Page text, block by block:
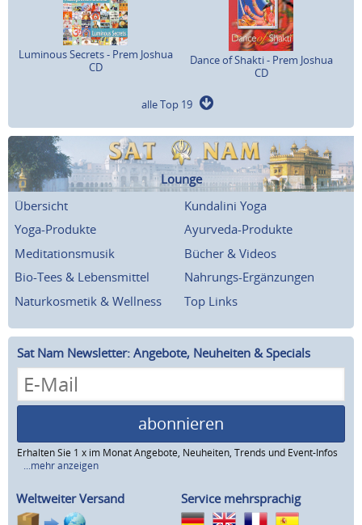
Luminous Secrets - Prem Joshua
CD
Dance of Shakti - Prem Joshua
CD
alle Top 19
Lounge
Übersicht
Kundalini Yoga
Yoga-Produkte
Ayurveda-Produkte
Meditationsmusik
Bücher & Videos
Bio-Tees & Lebensmittel
Nahrungs-Ergänzungen
Naturkosmetik & Wellness
Top Links
Sat Nam Newsletter: Angebote, Neuheiten & Specials
abonnieren
Erhalten Sie 1 x im Monat Angebote, Neuheiten, Trends und Event-Infos
...mehr anzeigen
Weltweiter Versand Service mehrsprachig